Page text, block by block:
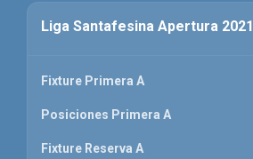
Liga Santafesina Apertura 2021
Fixture Primera A
Posiciones Primera A
Fixture Reserva A